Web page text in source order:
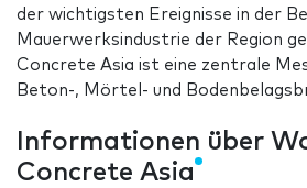
der wichtigsten Ereignisse in der
Mauerwerksindustrie der Region
Concrete Asia ist eine zentrale
Beton-, Mörtel- und
Informationen über
Concrete Asia